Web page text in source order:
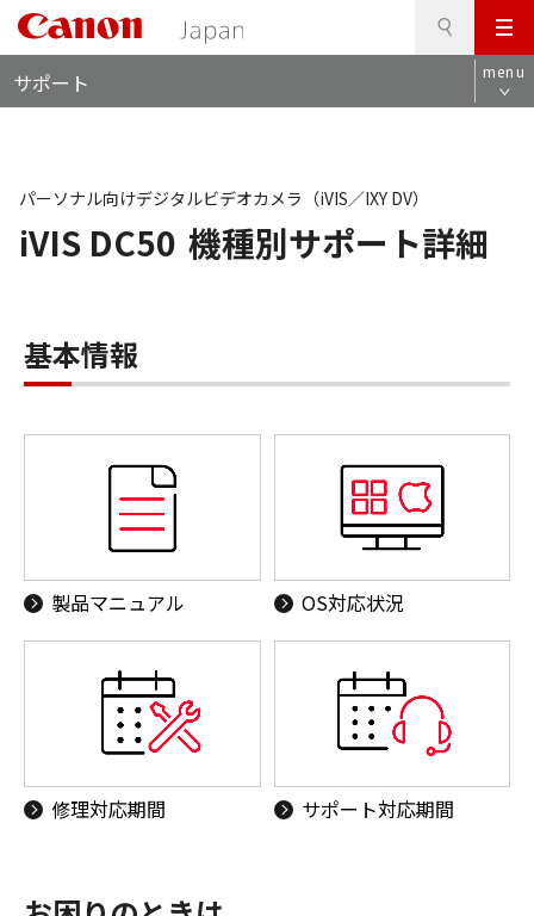
メ
ニ
ュ
サポート menu
iVIS DC50 機種別サポート詳細
パーソナル向けデジタルビデオカメラ（iVIS／IXY DV）
基本情報
製品マニュアル OS対応状況
修理対応期間 サポート対応期間